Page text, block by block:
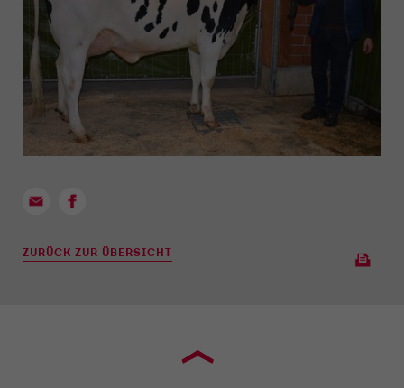
ZURÜCK ZUR ÜBERSICHT
›